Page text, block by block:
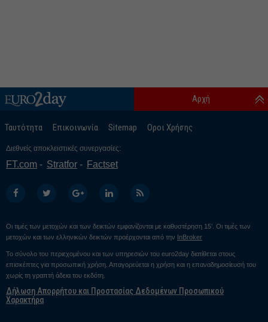
Ταυτότητα Επικοινωνία Sitemap Οροι Χρήσης
Αρχή
Διεθνείς αποκλειστικές συνεργασίες:
FT.com Stratfor Factset
Οι τιμές των μετοχών και των δεικτών εμφανίζονται με καθυστέρηση 15’. Οι τιμές των
μετοχών και των ελληνικών δεικτών προέρχονται από την InBroker
Το σύνολο του περιεχομένου και των υπηρεσιών του euro2day διατίθεται στους
επισκέπτες για προσωπική χρήση. Απαγορεύεται η χρήση και η επαναδημοσίευσή του
χωρίς τη γραπτή άδεια του εκδότη.
Δήλωση Απορρήτου και Προστασίας Δεδομένων Προσωπικού
Χαρακτήρα